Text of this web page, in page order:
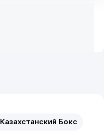
Казахстанский Бокс